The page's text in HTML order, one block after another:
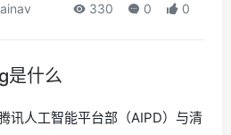
ainav 330 0 0
是什么
人工智能平台部（AIPD）与清